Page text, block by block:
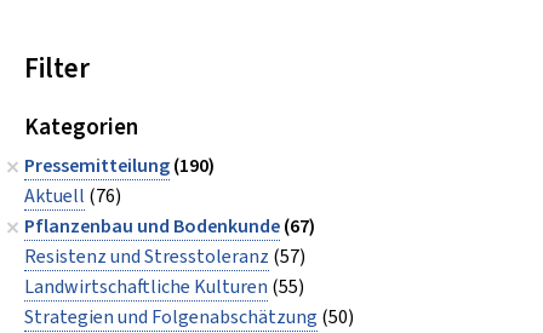
Filter
Kategorien
Pressemitteilung(190)
Aktuell (76)
Pflanzenbau und Bodenkunde(67)
Resistenz und Stresstoleranz (57)
Landwirtschaftliche Kulturen (55)
Strategien und Folgenabschätzung (50)